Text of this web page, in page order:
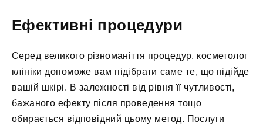
Ефективні процедури
Серед великого різноманіття процедур, косметолог
клініки допоможе вам підібрати саме те, що підійде
вашій шкірі. В залежності від рівня її чутливості,
бажаного ефекту після проведення тощо
обирається відповідний цьому метод. Послуги